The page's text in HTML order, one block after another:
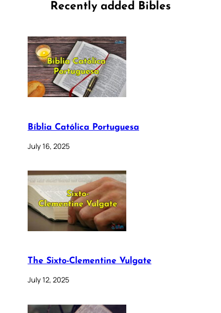
Recently added Bibles
Bíblia Católica Portuguesa
July 16, 2025
The Sixto-Clementine Vulgate
July 12, 2025